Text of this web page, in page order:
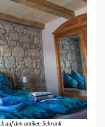
auf den antiken Schrank